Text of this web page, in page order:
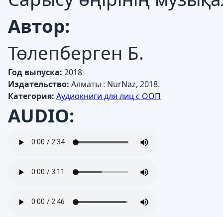
Автор:
Төлепберген Б.
Год выпуска: 2018
Издательство: Алматы : NurNaz, 2018.
Категория: Аудиокниги для лиц с ООП
AUDIO: